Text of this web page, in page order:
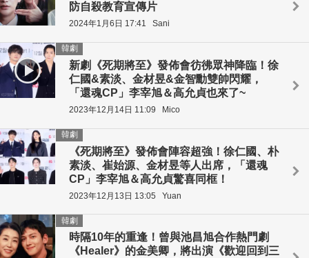
防自殺教育宣傳片
2024年1月6日 17:41 Sani
新劇《死期將至》發佈會彷彿眾神降臨！徐
仁國&素淡、金材昱&金智勳雙帥閃耀，
「還魂CP」李宰旭＆高允貞也來了~
韓劇
2023年12月14日 11:09 Mico
《死期將至》發佈會陣容超強！徐仁國、朴
素淡、崔始源、金材昱等人出席，「還魂
CP」李宰旭＆高允貞驚喜同框！
韓劇
2023年12月13日 13:05 Yuan
時隔10年的重逢！曾與池昌旭合作熱門劇
《Healer》的金美卿，將出演《歡迎回到三
韓劇